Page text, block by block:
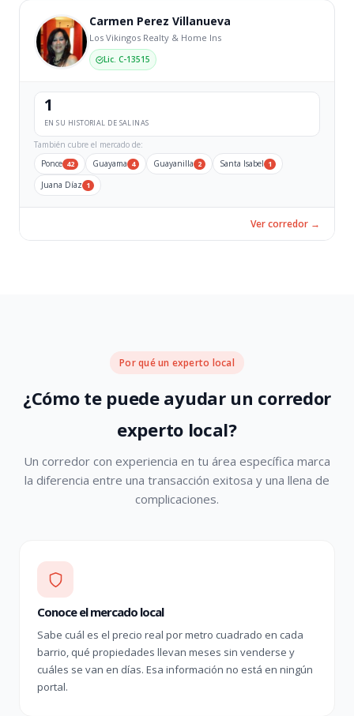
Carmen Perez Villanueva
Los Vikingos Realty & Home Ins
Lic. C-13515
1
EN SU HISTORIAL DE SALINAS
También cubre el mercado de:
Ponce 42 Guayama 4 Guayanilla 2 Santa Isabel 1
Juana Díaz 1
Ver corredor →
Por qué un experto local
¿Cómo te puede ayudar un corredor
experto local?
Un corredor con experiencia en tu área específica marca
la diferencia entre una transacción exitosa y una llena de
complicaciones.
Conoce el mercado local
Sabe cuál es el precio real por metro cuadrado en cada
barrio, qué propiedades llevan meses sin venderse y
cuáles se van en días. Esa información no está en ningún
portal.